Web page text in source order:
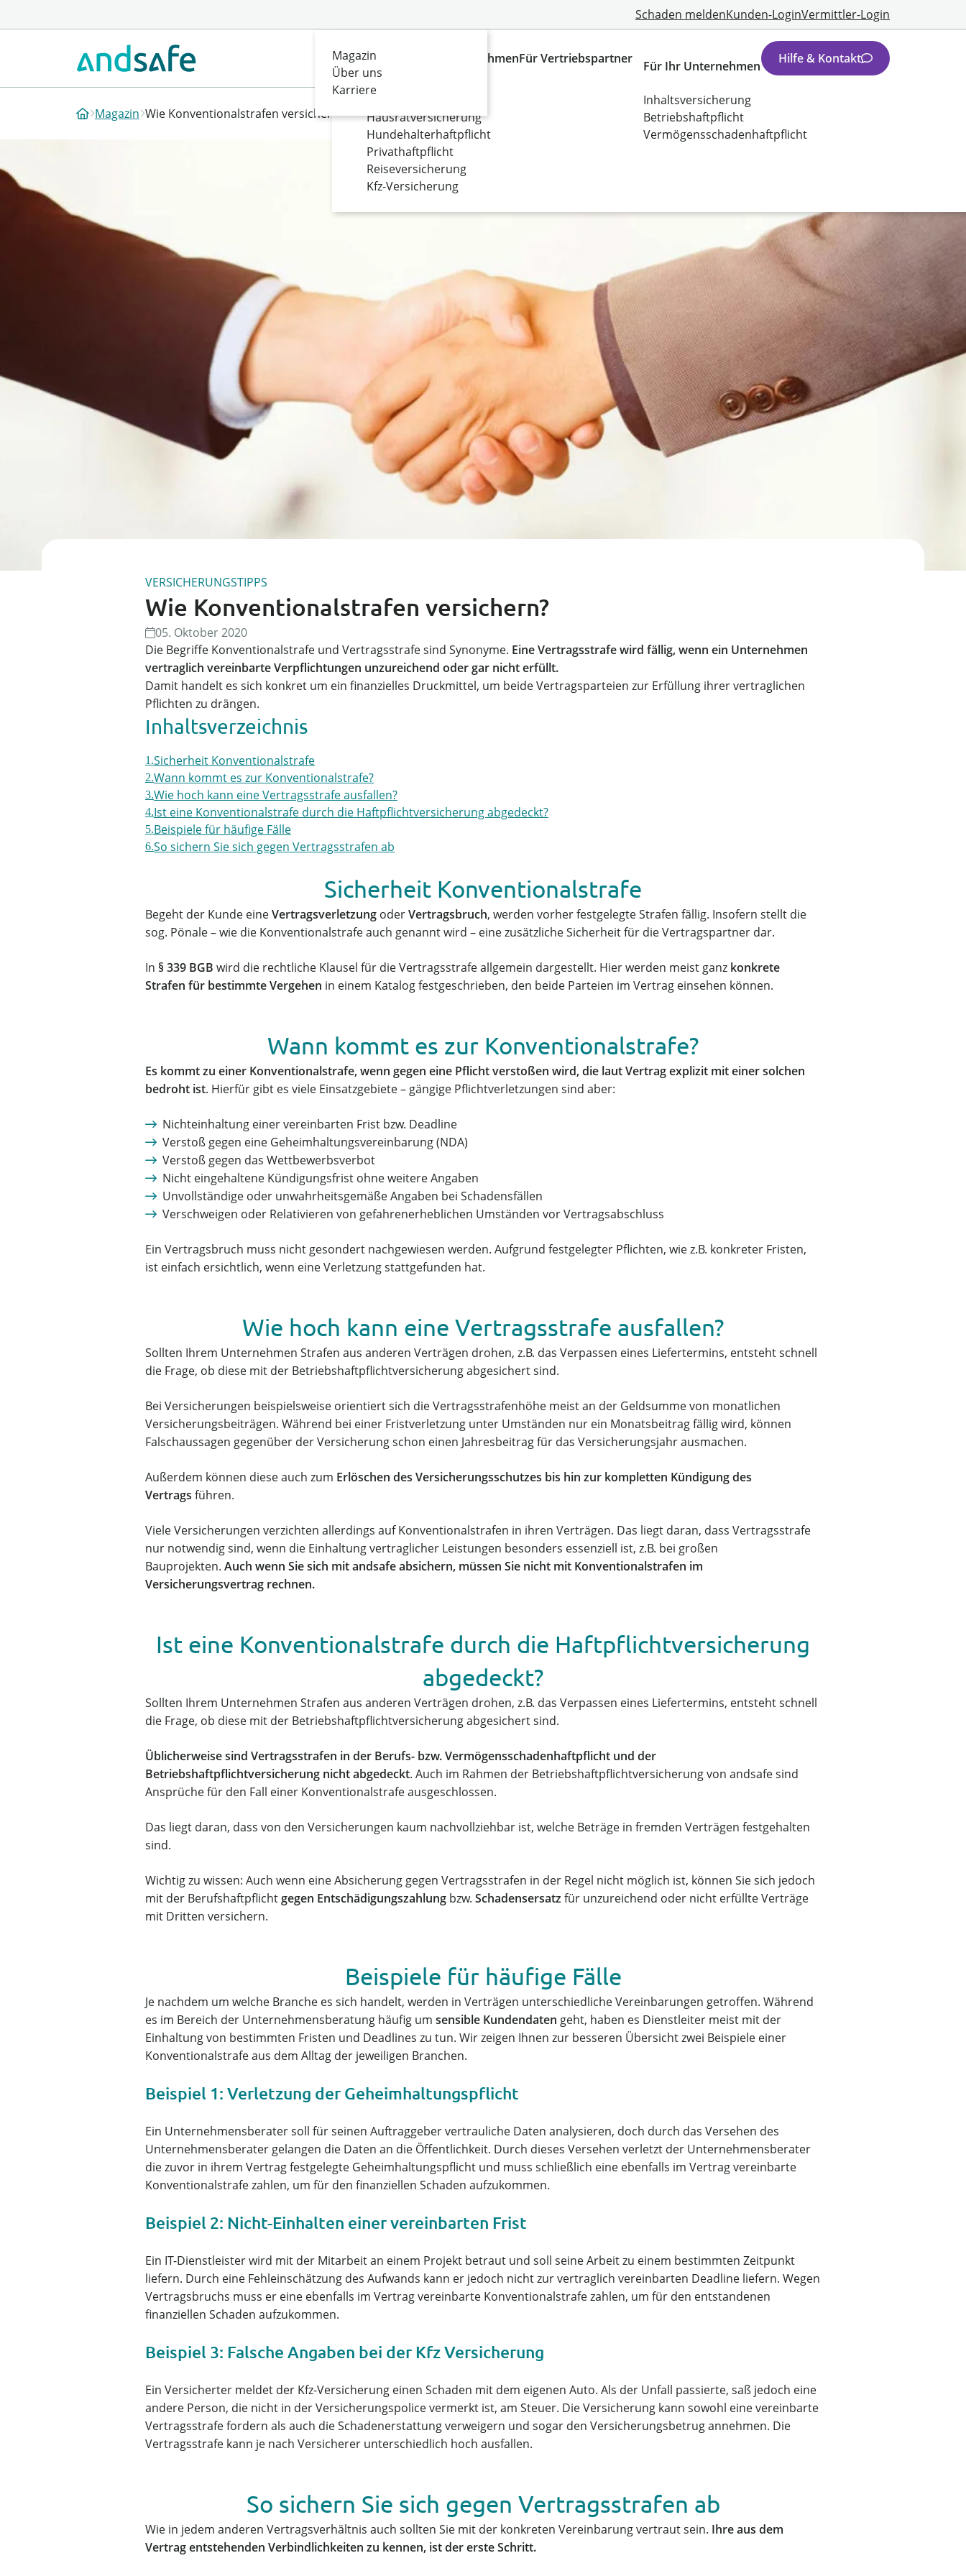
Schaden meldenKunden-LoginVermittler-Login
Hilfe & Kontakt
Versicherungen
Hausratversicherung
Hundehalterhaftpflicht
Privathaftpflicht
Reiseversicherung
Kfz-Versicherung
Für Ihr Unternehmen
Inhaltsversicherung
Betriebshaftpflicht
Vermögensschadenhaftpflicht
Das Unternehmen
Magazin
Über uns
Karriere
Für Vertriebspartner
Magazin Wie Konventionalstrafen versichern?
Wie Konventionalstrafen versichern?
VERSICHERUNGSTIPPS
05. Oktober 2020
Die Begriffe Konventionalstrafe und Vertragsstrafe sind Synonyme. Eine Vertragsstrafe wird fällig, wenn ein Unternehmen
vertraglich vereinbarte Verpflichtungen unzureichend oder gar nicht erfüllt.
Damit handelt es sich konkret um ein finanzielles Druckmittel, um beide Vertragsparteien zur Erfüllung ihrer vertraglichen
Pflichten zu drängen.
Inhaltsverzeichnis
Sicherheit Konventionalstrafe
Wann kommt es zur Konventionalstrafe?
Wie hoch kann eine Vertragsstrafe ausfallen?
Ist eine Konventionalstrafe durch die Haftpflichtversicherung abgedeckt?
Beispiele für häufige Fälle
So sichern Sie sich gegen Vertragsstrafen ab
Sicherheit Konventionalstrafe
Begeht der Kunde eineVertragsverletzung oderVertragsbruch, werden vorher festgelegte Strafen fällig. Insofern stellt die
sog. Pönale – wie die Konventionalstrafe auch genannt wird – eine zusätzliche Sicherheit für die Vertragspartner dar.
In § 339 BGB wird die rechtliche Klausel für die Vertragsstrafe allgemein dargestellt. Hier werden meist ganz konkrete
Strafen für bestimmte Vergehen in einem Katalog festgeschrieben, den beide Parteien im Vertrag einsehen können.
Wann kommt es zur Konventionalstrafe?
Es kommt zu einer Konventionalstrafe, wenn gegen eine Pflicht verstoßen wird, die laut Vertrag explizit mit einer solchen
bedroht ist. Hierfür gibt es viele Einsatzgebiete – gängige Pflichtverletzungen sind aber:
Nichteinhaltung einer vereinbarten Frist bzw. Deadline
Verstoß gegen eine Geheimhaltungsvereinbarung (NDA)
Verstoß gegen das Wettbewerbsverbot
Nicht eingehaltene Kündigungsfrist ohne weitere Angaben
Unvollständige oder unwahrheitsgemäße Angaben bei Schadensfällen
Verschweigen oder Relativieren von gefahrenerheblichen Umständen vor Vertragsabschluss
Ein Vertragsbruch muss nicht gesondert nachgewiesen werden. Aufgrund festgelegter Pflichten, wie z.B. konkreter Fristen,
ist einfach ersichtlich, wenn eine Verletzung stattgefunden hat.
Wie hoch kann eine Vertragsstrafe ausfallen?
Sollten Ihrem Unternehmen Strafen aus anderen Verträgen drohen, z.B. das Verpassen eines Liefertermins, entsteht schnell
die Frage, ob diese mit der Betriebshaftpflichtversicherung abgesichert sind.
Bei Versicherungen beispielsweise orientiert sich die Vertragsstrafenhöhe meist an der Geldsumme von monatlichen
Versicherungsbeiträgen. Während bei einer Fristverletzung unter Umständen nur ein Monatsbeitrag fällig wird, können
Falschaussagen gegenüber der Versicherung schon einen Jahresbeitrag für das Versicherungsjahr ausmachen.
Außerdem können diese auch zum Erlöschen des Versicherungsschutzes bis hin zur kompletten Kündigung des
Vertrags führen.
Viele Versicherungen verzichten allerdings auf Konventionalstrafen in ihren Verträgen. Das liegt daran, dass Vertragsstrafe
nur notwendig sind, wenn die Einhaltung vertraglicher Leistungen besonders essenziell ist, z.B. bei großen
Bauprojekten. Auch wenn Sie sich mit andsafe absichern, müssen Sie nicht mit Konventionalstrafen im
Versicherungsvertrag rechnen.
Ist eine Konventionalstrafe durch die Haftpflichtversicherung
abgedeckt?
Sollten Ihrem Unternehmen Strafen aus anderen Verträgen drohen, z.B. das Verpassen eines Liefertermins, entsteht schnell
die Frage, ob diese mit der Betriebshaftpflichtversicherung abgesichert sind.
Üblicherweise sind Vertragsstrafen in der Berufs- bzw. Vermögensschadenhaftpflicht und der
Betriebshaftpflichtversicherung nicht abgedeckt. Auch im Rahmen der Betriebshaftpflichtversicherung von andsafe sind
Ansprüche für den Fall einer Konventionalstrafe ausgeschlossen.
Das liegt daran, dass von den Versicherungen kaum nachvollziehbar ist, welche Beträge in fremden Verträgen festgehalten
sind.
Wichtig zu wissen: Auch wenn eine Absicherung gegen Vertragsstrafen in der Regel nicht möglich ist, können Sie sich jedoch
mit der Berufshaftpflichtgegen Entschädigungszahlung bzw. Schadensersatz für unzureichend oder nicht erfüllte Verträge
mit Dritten versichern.
Beispiele für häufige Fälle
Je nachdem um welche Branche es sich handelt, werden in Verträgen unterschiedliche Vereinbarungen getroffen. Während
es im Bereich der Unternehmensberatung häufig um sensible Kundendaten geht, haben es Dienstleiter meist mit der
Einhaltung von bestimmten Fristen und Deadlines zu tun. Wir zeigen Ihnen zur besseren Übersicht zwei Beispiele einer
Konventionalstrafe aus dem Alltag der jeweiligen Branchen.
Beispiel 1: Verletzung der Geheimhaltungspflicht
Ein Unternehmensberater soll für seinen Auftraggeber vertrauliche Daten analysieren, doch durch das Versehen des
Unternehmensberater gelangen die Daten an die Öffentlichkeit. Durch dieses Versehen verletzt der Unternehmensberater
die zuvor in ihrem Vertrag festgelegte Geheimhaltungspflicht und muss schließlich eine ebenfalls im Vertrag vereinbarte
Konventionalstrafe zahlen, um für den finanziellen Schaden aufzukommen.
Beispiel 2: Nicht-Einhalten einer vereinbarten Frist
Ein IT-Dienstleister wird mit der Mitarbeit an einem Projekt betraut und soll seine Arbeit zu einem bestimmten Zeitpunkt
liefern. Durch eine Fehleinschätzung des Aufwands kann er jedoch nicht zur vertraglich vereinbarten Deadline liefern. Wegen
Vertragsbruchs muss er eine ebenfalls im Vertrag vereinbarte Konventionalstrafe zahlen, um für den entstandenen
finanziellen Schaden aufzukommen.
Beispiel 3: Falsche Angaben bei der Kfz Versicherung
Ein Versicherter meldet der Kfz-Versicherung einen Schaden mit dem eigenen Auto. Als der Unfall passierte, saß jedoch eine
andere Person, die nicht in der Versicherungspolice vermerkt ist, am Steuer. Die Versicherung kann sowohl eine vereinbarte
Vertragsstrafe fordern als auch die Schadenerstattung verweigern und sogar den Versicherungsbetrug annehmen. Die
Vertragsstrafe kann je nach Versicherer unterschiedlich hoch ausfallen.
So sichern Sie sich gegen Vertragsstrafen ab
Wie in jedem anderen Vertragsverhältnis auch sollten Sie mit der konkreten Vereinbarung vertraut sein. Ihre aus dem
Vertrag entstehenden Verbindlichkeiten zu kennen, ist der erste Schritt.